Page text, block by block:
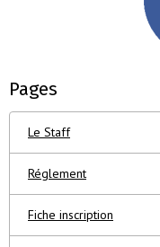
Pages
Le Staff
Réglement
Fiche inscription